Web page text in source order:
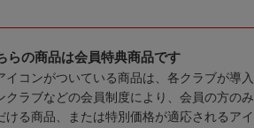
らの商品は会員特典商品です
イコンがついている商品は、各クラブが導入
クラブなどの会員制度により、会員の方のみ
ける商品、または特別価格が適応されるアイ